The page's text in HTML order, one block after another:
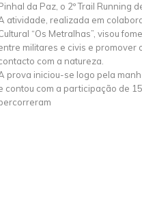
da Paz, o 2º Trail Running
atividade, realizada em
“Os Metralhas”, visou
militares e civis e promover
com a natureza.
prova iniciou-se logo pela
contou com a participação de